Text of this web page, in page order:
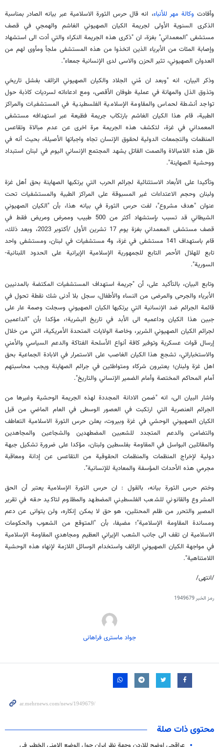
وأفادت وكالة مهر للأنباء، انه قال حرس الثورة الاسلامية عبر بيانه الصادر بمناسبة
الذكرى السنوية الأولى لجريمة الكيان الصهيوني الغاشم والهمجي في قصف
مستشفى "المعمداني" بغزة، ان "ذكرى هذه الجريمة النكراء والتي أدت الى استشهاد
وإصابة المئات من الأبرياء الذين اتخذوا من هذه المستشفى ملجأ ومأوى لهم من
العدوان الصهيوني، تثير الحزن والاسى لدى الإنسانية جمعاء".
وذكر البيان، انه "وبعد ان مُني الجلاد والكيان الصهيوني الزائف بفشل تاريخي
وتذوق الذل والمهانة في عملية طوفان الأقصى، ومع ادعاءاته لسرديات كاذبة حول
تواجد أنشطة لحماس والمقاومة الإسلامية الفلسطينية في المستشفيات والمراكز
الطبية، قام هذا الكيان الغاشم بارتكاب جريمة فظيعة عبر استهدافه مستشفى
المعمداني في غزة، لتكشف هذه الجريمة مرة اخرى عن عدم مبالاة وتقاعس
المنظمات والتجمعات الدولية لحقوق الإنسان تجاه واجباتها الأصيلة، بحيث أنه في
ظل هذه اللامبالاة والصمت القاتل يشهد المجتمع الإنساني اليوم في لبنان استبداد
ووحشية الصهاينة".
وتأكيدا على الأبعاد الاستثنائية لجرائم الحرب التي يرتكبها الصهاينة بحق أهل غزة
ولبنان وحجم الاعتداءات غير المسبوقة على المراكز الطبية والمستشفيات تحت
عنوان "هدف مشروع"، لفت حرس الثورة في بيانه هذا، بأن "الكيان الصهيوني
الشيطاني قد تسبب بإستشهاد أكثر من 500 طبيب وممرض ومريض فقط في
قصف مستشفى المعمداني بغزة يوم 17 تشرين الأول /أكتوبر 2023، وبعد ذلك،
قام باستهداف 141 مستشفى في غزة، و4 مستشفيات في لبنان، ومستشفى واحد
تابع للهلال الأحمر التابع للجمهورية الإسلامية الإيرانية على الحدود اللبنانية-
السورية".
وتابع البيان، بالتأكيد على، أن "جريمة استهداف المستشفيات المكتضة بالمدنيين
الأبرياء والجرحى والمرضى من النساء والأطفال، سجل بلا أدنى شك نقطة تحول في
قائمة الجرائم ضد الإنسانية التي يرتكبها الكيان الصهيوني وسجلت وصمة عار على
جبين هذا الكيان وداعميه الى الأبد في تاريخ البشرية؛، مؤكدا بأن "الداعمين
لجرائم الكيان الصهيوني الشرير، وخاصة الولايات المتحدة الأمريكية، التي من خلال
إرسال قوات عسكرية وتوفير كافة أنواع الأسلحة الفتاكة والدعم السياسي والأمني
والاستخباراتي، تشجع هذا الكيان الغاصب على الاستمرار في الابادة الجماعية بحق
اهل غزة ولبنان؛ يعتبرون شركاء ومتواطئين في جرائم الصهاينة ويجب محاسبتهم
أمام المحاكم المختصة وأمام الضمير الإنساني والتاريخ".
واشار البيان الى، انه "ضمن الادانة المجددة لهذه الجريمة الوحشية وغيرها من
الجرائم العنصرية التي ارتكبت في العصور الوسطى في العام الماضي من قبل
الكيان الصهيوني الوحشي في غزة وبيروت، يعلن حرس الثورة الاسلامية التعاطف
والتضامن والدعم المتجدد للشعبين المضطهدين والشجاعين والمجاهدين
والمقاتلين البواسل في المقاومة بفلسطين ولبنان، مؤكدا على ضرورة تشكيل جبهة
دولية لإخراج المنظمات والمنظمات الحقوقية من التقاعس عن إدانة ومعاقبة
مجرمي هذه الأحداث المؤسفة والمعادية للإنسانية".
وختم حرس الثورة بيانه، بالقول : ان حرس الثورة الإسلامية يعتبر أن الحق
المشروع والقانوني للشعب الفلسطيني المضطهد والمظلوم لتاكيد حقه في تقرير
المصير والتحرر من ظلم المحتلين، هو حق لا يمكن إنكاره، ولن يتوانى عن دعم
ومساندة المقاومة الإسلامية"؛ مضيفا، بأن "المتوقع من الشعوب والحكومات
الاسلامية ان تقف الى جانب الشعب الإيراني العظيم ومجاهدي المقاومة الإسلامية
في مواجهة الكيان الصهيوني الزائف واستخدام الوسائل اللازمة لإنهاء هذه الوحشية
اللامتناهية".
/انتهى/
رمز الخبر1949679
جواد ماستری فراهانی
محتوى ذات صلة